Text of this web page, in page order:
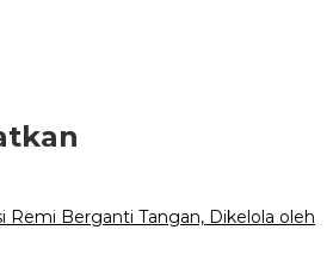
Remi Berganti Tangan, Dikelola oleh